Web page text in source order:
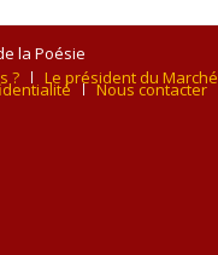
la Poésie
?
Le président du Marché
Nous contacter